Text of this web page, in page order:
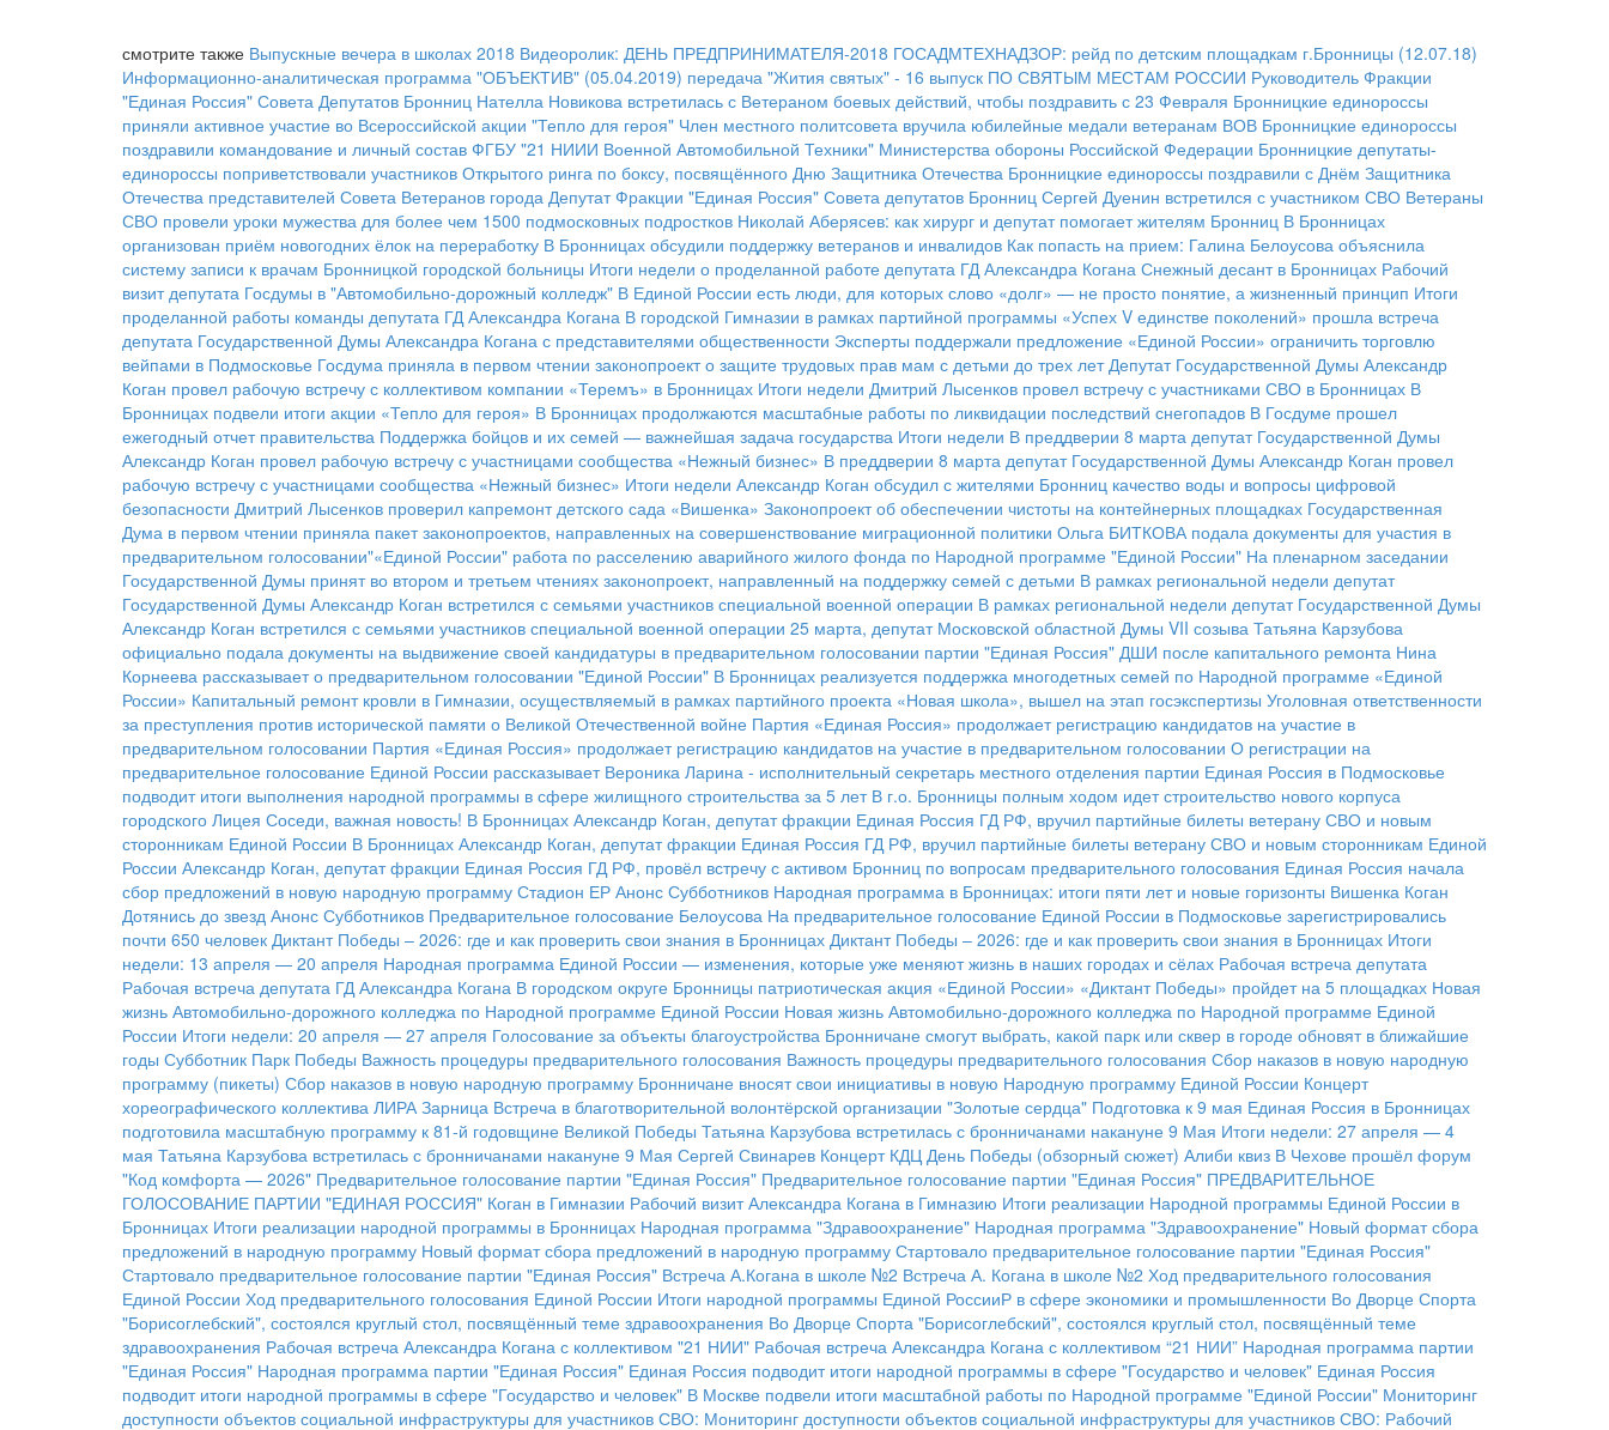
смотрите также Выпускные вечера в школах 2018 Видеоролик: ДЕНЬ ПРЕДПРИНИМАТЕЛЯ-2018 ГОСАДМТЕХНАДЗОР: рейд по детским площадкам г.Бронницы (12.07.18)
Информационно-аналитическая программа "ОБЪЕКТИВ" (05.04.2019) передача "Жития святых" - 16 выпуск ПО СВЯТЫМ МЕСТАМ РОССИИ Руководитель Фракции
"Единая Россия" Совета Депутатов Бронниц Нателла Новикова встретилась с Ветераном боевых действий, чтобы поздравить с 23 Февраля Бронницкие единороссы
приняли активное участие во Всероссийской акции "Тепло для героя" Член местного политсовета вручила юбилейные медали ветеранам ВОВ Бронницкие единороссы
поздравили командование и личный состав ФГБУ "21 НИИИ Военной Автомобильной Техники" Министерства обороны Российской Федерации Бронницкие депутаты-
единороссы поприветствовали участников Открытого ринга по боксу, посвящённого Дню Защитника Отечества Бронницкие единороссы поздравили с Днём Защитника
Отечества представителей Совета Ветеранов города Депутат Фракции "Единая Россия" Совета депутатов Бронниц Сергей Дуенин встретился с участником СВО Ветераны
СВО провели уроки мужества для более чем 1500 подмосковных подростков Николай Аберясев: как хирург и депутат помогает жителям Бронниц В Бронницах
организован приём новогодних ёлок на переработку В Бронницах обсудили поддержку ветеранов и инвалидов Как попасть на прием: Галина Белоусова объяснила
систему записи к врачам Бронницкой городской больницы Итоги недели о проделанной работе депутата ГД Александра Когана Снежный десант в Бронницах Рабочий
визит депутата Госдумы в "Автомобильно-дорожный колледж" В Единой России есть люди, для которых слово «долг» — не просто понятие, а жизненный принцип Итоги
проделанной работы команды депутата ГД Александра Когана В городской Гимназии в рамках партийной программы «Успех V единстве поколений» прошла встреча
депутата Государственной Думы Александра Когана с представителями общественности Эксперты поддержали предложение «Единой России» ограничить торговлю
вейпами в Подмосковье Госдума приняла в первом чтении законопроект о защите трудовых прав мам с детьми до трех лет Депутат Государственной Думы Александр
Коган провел рабочую встречу с коллективом компании «Теремъ» в Бронницах Итоги недели Дмитрий Лысенков провел встречу с участниками СВО в Бронницах В
Бронницах подвели итоги акции «Тепло для героя» В Бронницах продолжаются масштабные работы по ликвидации последствий снегопадов В Госдуме прошел
ежегодный отчет правительства Поддержка бойцов и их семей — важнейшая задача государства Итоги недели В преддверии 8 марта депутат Государственной Думы
Александр Коган провел рабочую встречу с участницами сообщества «Нежный бизнес» В преддверии 8 марта депутат Государственной Думы Александр Коган провел
рабочую встречу с участницами сообщества «Нежный бизнес» Итоги недели Александр Коган обсудил с жителями Бронниц качество воды и вопросы цифровой
безопасности Дмитрий Лысенков проверил капремонт детского сада «Вишенка» Законопроект об обеспечении чистоты на контейнерных площадках Государственная
Дума в первом чтении приняла пакет законопроектов, направленных на совершенствование миграционной политики Ольга БИТКОВА подала документы для участия в
предварительном голосовании"«Единой России" работа по расселению аварийного жилого фонда по Народной программе "Единой России" На пленарном заседании
Государственной Думы принят во втором и третьем чтениях законопроект, направленный на поддержку семей с детьми В рамках региональной недели депутат
Государственной Думы Александр Коган встретился с семьями участников специальной военной операции В рамках региональной недели депутат Государственной Думы
Александр Коган встретился с семьями участников специальной военной операции 25 марта, депутат Московской областной Думы VII созыва Татьяна Карзубова
официально подала документы на выдвижение своей кандидатуры в предварительном голосовании партии "Единая Россия" ДШИ после капитального ремонта Нина
Корнеева рассказывает о предварительном голосовании "Единой России" В Бронницах реализуется поддержка многодетных семей по Народной программе «Единой
России» Капитальный ремонт кровли в Гимназии, осуществляемый в рамках партийного проекта «Новая школа», вышел на этап госэкспертизы Уголовная ответственности
за преступления против исторической памяти о Великой Отечественной войне Партия «Единая Россия» продолжает регистрацию кандидатов на участие в
предварительном голосовании Партия «Единая Россия» продолжает регистрацию кандидатов на участие в предварительном голосовании О регистрации на
предварительное голосование Единой России рассказывает Вероника Ларина - исполнительный секретарь местного отделения партии Единая Россия в Подмосковье
подводит итоги выполнения народной программы в сфере жилищного строительства за 5 лет В г.о. Бронницы полным ходом идет строительство нового корпуса
городского Лицея Соседи, важная новость! В Бронницах Александр Коган, депутат фракции Единая Россия ГД РФ, вручил партийные билеты ветерану СВО и новым
сторонникам Единой России В Бронницах Александр Коган, депутат фракции Единая Россия ГД РФ, вручил партийные билеты ветерану СВО и новым сторонникам Единой
России Александр Коган, депутат фракции Единая Россия ГД РФ, провёл встречу с активом Бронниц по вопросам предварительного голосования Единая Россия начала
сбор предложений в новую народную программу Стадион ЕР Анонс Субботников Народная программа в Бронницах: итоги пяти лет и новые горизонты Вишенка Коган
Дотянись до звезд Анонс Субботников Предварительное голосование Белоусова На предварительное голосование Единой России в Подмосковье зарегистрировались
почти 650 человек Диктант Победы – 2026: где и как проверить свои знания в Бронницах Диктант Победы – 2026: где и как проверить свои знания в Бронницах Итоги
недели: 13 апреля — 20 апреля Народная программа Единой России — изменения, которые уже меняют жизнь в наших городах и сёлах Рабочая встреча депутата
Рабочая встреча депутата ГД Александра Когана В городском округе Бронницы патриотическая акция «Единой России» «Диктант Победы» пройдет на 5 площадках Новая
жизнь Автомобильно-дорожного колледжа по Народной программе Единой России Новая жизнь Автомобильно-дорожного колледжа по Народной программе Единой
России Итоги недели: 20 апреля — 27 апреля Голосование за объекты благоустройства Бронничане смогут выбрать, какой парк или сквер в городе обновят в ближайшие
годы Субботник Парк Победы Важность процедуры предварительного голосования Важность процедуры предварительного голосования Сбор наказов в новую народную
программу (пикеты) Сбор наказов в новую народную программу Бронничане вносят свои инициативы в новую Народную программу Единой России Концерт
хореографического коллектива ЛИРА Зарница Встреча в благотворительной волонтёрской организации "Золотые сердца" Подготовка к 9 мая Единая Россия в Бронницах
подготовила масштабную программу к 81-й годовщине Великой Победы Татьяна Карзубова встретилась с бронничанами накануне 9 Мая Итоги недели: 27 апреля — 4
мая Татьяна Карзубова встретилась с бронничанами накануне 9 Мая Сергей Свинарев Концерт КДЦ День Победы (обзорный сюжет) Алиби квиз В Чехове прошёл форум
"Код комфорта — 2026" Предварительное голосование партии "Единая Россия" Предварительное голосование партии "Единая Россия" ПРЕДВАРИТЕЛЬНОЕ
ГОЛОСОВАНИЕ ПАРТИИ "ЕДИНАЯ РОССИЯ" Коган в Гимназии Рабочий визит Александра Когана в Гимназию Итоги реализации Народной программы Единой России в
Бронницах Итоги реализации народной программы в Бронницах Народная программа "Здравоохранение" Народная программа "Здравоохранение" Новый формат сбора
предложений в народную программу Новый формат сбора предложений в народную программу Стартовало предварительное голосование партии "Единая Россия"
Стартовало предварительное голосование партии "Единая Россия" Встреча А.Когана в школе №2 Встреча А. Когана в школе №2 Ход предварительного голосования
Единой России Ход предварительного голосования Единой России Итоги народной программы Единой РоссииР в сфере экономики и промышленности Во Дворце Спорта
"Борисоглебский", состоялся круглый стол, посвящённый теме здравоохранения Во Дворце Спорта "Борисоглебский", состоялся круглый стол, посвящённый теме
здравоохранения Рабочая встреча Александра Когана с коллективом "21 НИИ" Рабочая встреча Александра Когана с коллективом “21 НИИ” Народная программа партии
"Единая Россия" Народная программа партии "Единая Россия" Единая Россия подводит итоги народной программы в сфере "Государство и человек" Единая Россия
подводит итоги народной программы в сфере "Государство и человек" В Москве подвели итоги масштабной работы по Народной программе "Единой России" Мониторинг
доступности объектов социальной инфраструктуры для участников СВО: Мониторинг доступности объектов социальной инфраструктуры для участников СВО: Рабочий